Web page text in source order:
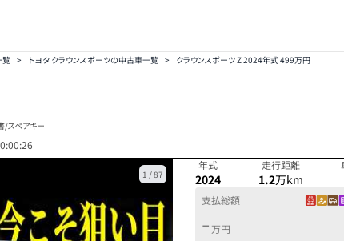
覧 > トヨタ クラウンスポーツの中古車一覧 > クラウンスポーツ Z 2024年式 499万円
/スペアキー
1 /87
年式
2024
走行距離
1.2万km
支払総額
- 万円